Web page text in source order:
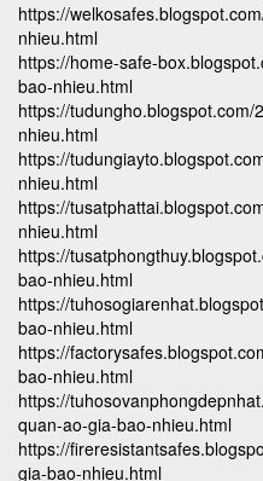
https://
nhieu.html
https://home-safe-
bao-nhieu.html
https://
nhieu.html
https://
nhieu.html
https://
nhieu.html
https://
bao-nhieu.html
https://
bao-nhieu.html
https://
bao-nhieu.html
https://
quan-ao-gia-bao-nhieu.html
https://
gia-bao-nhieu.html